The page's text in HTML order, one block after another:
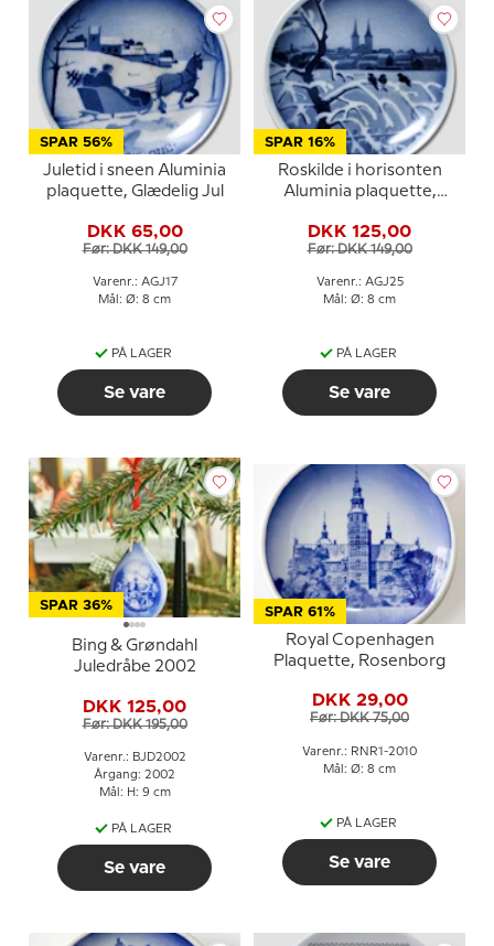
SPAR 56%
Juletid i sneen Aluminia
plaquette, Glædelig Jul
DKK 65,00
Før: DKK 149,00
Varenr.: AGJ17
Mål: Ø: 8 cm
PÅ LAGER
Se vare
SPAR 16%
Roskilde i horisonten
Aluminia plaquette,
DKK 125,00
Før: DKK 149,00
Varenr.: AGJ25
Mål: Ø: 8 cm
PÅ LAGER
Se vare
SPAR 36%
Bing & Grøndahl
Juledråbe 2002
DKK 125,00
Før: DKK 195,00
Varenr.: BJD2002
Årgang: 2002
Mål: H: 9 cm
PÅ LAGER
Se vare
SPAR 61%
Royal Copenhagen
Plaquette, Rosenborg
DKK 29,00
Før: DKK 75,00
Varenr.: RNR1-2010
Mål: Ø: 8 cm
PÅ LAGER
Se vare